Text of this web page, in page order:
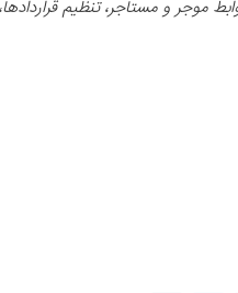
موجر و مستاجر، تنظیم